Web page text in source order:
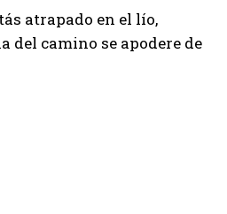
atrapado en el lío,
del camino se apodere de